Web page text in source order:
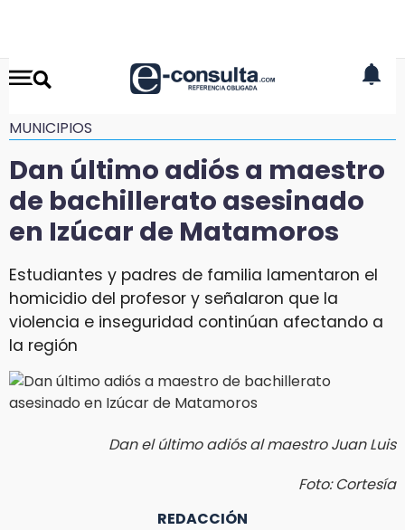
MUNICIPIOS
Dan último adiós a maestro
de bachillerato asesinado
en Izúcar de Matamoros
Estudiantes y padres de familia lamentaron el
homicidio del profesor y señalaron que la
violencia e inseguridad continúan afectando a
la región
Dan el último adiós al maestro Juan Luis
Foto: Cortesía
REDACCIÓN